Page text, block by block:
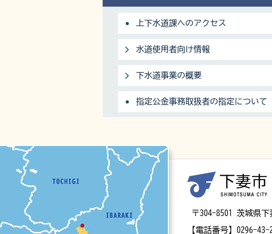
上下水道課へのアクセス
水道使用者向け情報
下水道事業の概要
指定公金事務取扱者の指定について
〒304-8501 茨城県
【電話番号】 0296-43-